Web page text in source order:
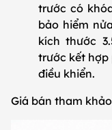
trước có
bảo hiểm
kích thước
trước kết hợp
điều khiển.
Giá bán tham